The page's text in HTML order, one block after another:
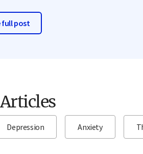
full post
Depression Anxiety